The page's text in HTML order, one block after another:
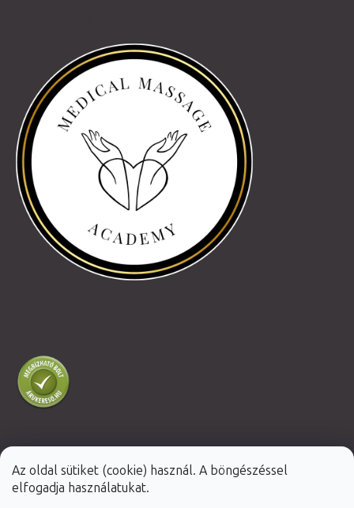
Az oldal sütiket (cookie) használ. A böngészéssel
elfogadja használatukat.
Shoptet Premium készítette